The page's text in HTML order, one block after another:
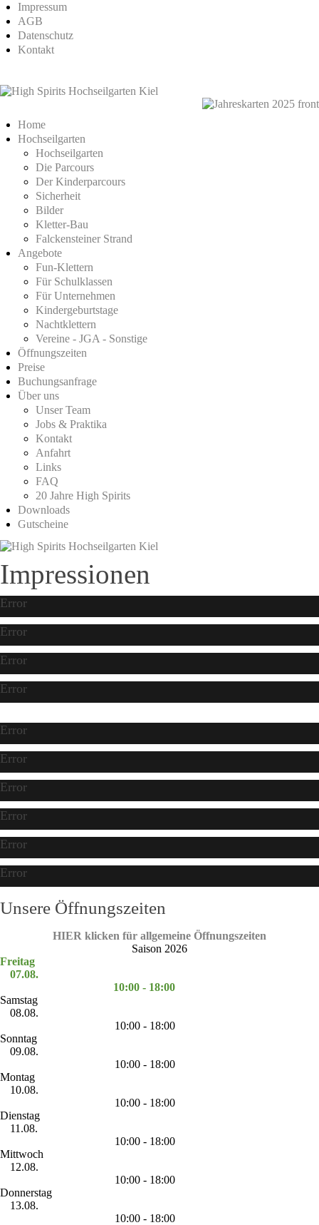
Impressum
AGB
Datenschutz
Kontakt
Home
Hochseilgarten
Hochseilgarten
Die Parcours
Der Kinderparcours
Sicherheit
Bilder
Kletter-Bau
Falckensteiner Strand
Angebote
Fun-Klettern
Für Schulklassen
Für Unternehmen
Kindergeburtstage
Nachtklettern
Vereine - JGA - Sonstige
Öffnungszeiten
Preise
Buchungsanfrage
Über uns
Unser Team
Jobs & Praktika
Kontakt
Anfahrt
Links
FAQ
20 Jahre High Spirits
Downloads
Gutscheine
Impressionen
Error
Error
Error
Error
Error
Error
Error
Error
Error
Error
Unsere Öffnungszeiten
HIER klicken für allgemeine Öffnungszeiten
Saison 2026
Freitag
07.08.
10:00 - 18:00
Samstag
08.08.
10:00 - 18:00
Sonntag
09.08.
10:00 - 18:00
Montag
10.08.
10:00 - 18:00
Dienstag
11.08.
10:00 - 18:00
Mittwoch
12.08.
10:00 - 18:00
Donnerstag
13.08.
10:00 - 18:00